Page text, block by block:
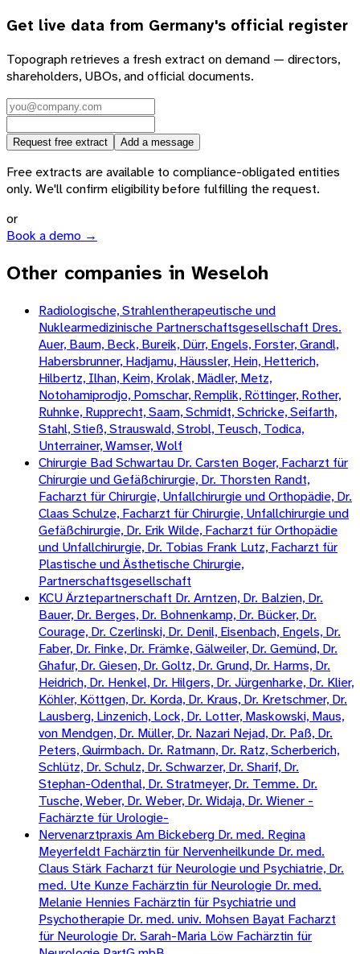
Get live data from Germany's official register
Topograph retrieves a fresh extract on demand — directors,
shareholders, UBOs, and official documents.
Request free extract Add a message
Free extracts are available to compliance-obligated entities
only. We'll confirm eligibility before fulfilling the request.
or
Book a demo →
Other companies in Weseloh
Radiologische, Strahlentherapeutische und
Nuklearmedizinische Partnerschaftsgesellschaft Dres.
Auer, Baum, Beck, Bureik, Dürr, Engels, Forster, Grandl,
Habersbrunner, Hadjamu, Häussler, Hein, Hetterich,
Hilbertz, Ilhan, Keim, Krolak, Mädler, Metz,
Notohamiprodjo, Pomschar, Remplik, Röttinger, Rother,
Ruhnke, Rupprecht, Saam, Schmidt, Schricke, Seifarth,
Stahl, Stieß, Strauswald, Strobl, Teusch, Todica,
Unterrainer, Wamser, Wolf
Chirurgie Bad Schwartau Dr. Carsten Boger, Facharzt für
Chirurgie und Gefäßchirurgie, Dr. Thorsten Randt,
Facharzt für Chirurgie, Unfallchirurgie und Orthopädie, Dr.
Claas Schulze, Facharzt für Chirurgie, Unfallchirurgie und
Gefäßchirurgie, Dr. Erik Wilde, Facharzt für Orthopädie
und Unfallchirurgie, Dr. Tobias Frank Lutz, Facharzt für
Plastische und Ästhetische Chirurgie,
Partnerschaftsgesellschaft
KCU Ärztepartnerschaft Dr. Arntzen, Dr. Balzien, Dr.
Bauer, Dr. Berges, Dr. Bohnenkamp, Dr. Bücker, Dr.
Courage, Dr. Czerlinski, Dr. Denil, Eisenbach, Engels, Dr.
Faber, Dr. Finke, Dr. Främke, Gälweiler, Dr. Gemünd, Dr.
Ghafur, Dr. Giesen, Dr. Goltz, Dr. Grund, Dr. Harms, Dr.
Heidrich, Dr. Henkel, Dr. Hilgers, Dr. Jürgenharke, Dr. Klier,
Köhler, Köttgen, Dr. Korda, Dr. Kraus, Dr. Kretschmer, Dr.
Lausberg, Linzenich, Lock, Dr. Lotter, Maskowski, Maus,
von Mendgen, Dr. Müller, Dr. Nazari Nejad, Dr. Paß, Dr.
Peters, Quirmbach. Dr. Ratmann, Dr. Ratz, Scherberich,
Schlütz, Dr. Schulz, Dr. Schwarzer, Dr. Sharif, Dr.
Stephan-Odenthal, Dr. Stratmeyer, Dr. Temme. Dr.
Tusche, Weber, Dr. Weber, Dr. Widaja, Dr. Wiener -
Fachärzte für Urologie-
Nervenarztpraxis Am Bickeberg Dr. med. Regina
Meyerfeldt Fachärztin für Nervenheilkunde Dr. med.
Claus Stärk Facharzt für Neurologie und Psychiatrie, Dr.
med. Ute Kunze Fachärztin für Neurologie Dr. med.
Melanie Hennies Fachärztin für Psychiatrie und
Psychotherapie Dr. med. univ. Mohsen Bayat Facharzt
für Neurologie Dr. Sarah-Maria Löw Fachärztin für